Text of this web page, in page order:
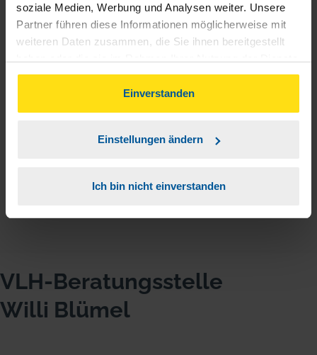
soziale Medien, Werbung und Analysen weiter. Unsere
Partner führen diese Informationen möglicherweise mit
weiteren Daten zusammen, die Sie ihnen bereitgestellt
gesammelt haben. Indem Sie auf Einverstanden klicken,
können Sie der Verwendung von Cookies, gemäß
unserer
Einverstanden
Einstellungen ändern
Ich bin nicht einverstanden
Christian
kompetent und sehr freundlich!!
VLH-Beratungsstelle
Willi Blümel